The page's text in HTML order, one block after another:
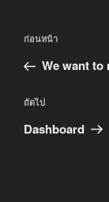
แนะแนว
เรื่อง
เรื่อง
ก่อน
ก่อนหน้า
We want to
เรื่อง
ถัด
ถัดไป
Dashboard